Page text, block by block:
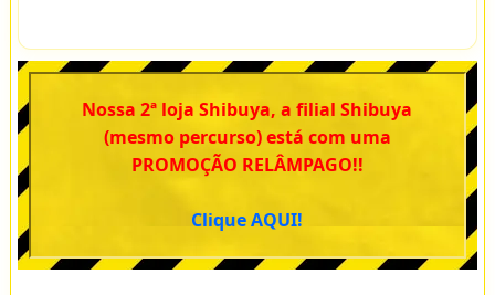
Nossa 2ª loja Shibuya, a filial Shibuya
(mesmo percurso) está com uma
PROMOÇÃO RELÂMPAGO!!
Clique AQUI!